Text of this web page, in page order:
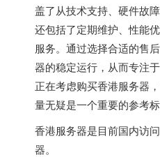
盖了从技术支持、硬件故
还包括了定期维护、性能
服务。通过选择合适的售
器的稳定运行，从而专注
正在考虑购买香港服务器
量无疑是一个重要的参考标
香港服务器是目前国内访
器。